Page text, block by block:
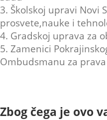
3. Školskoj upravi Novi
prosvete,nauke i
4. Gradskoj uprava za
5. Zamenici
Ombudsmanu za
Zbog čega je ovo